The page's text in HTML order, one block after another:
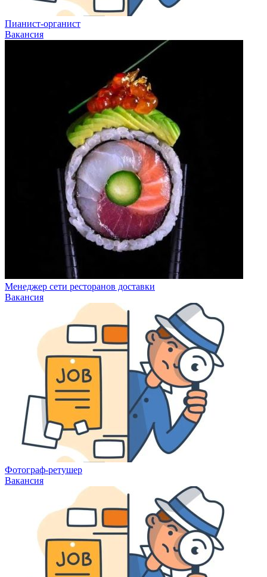
Пианист-органист
Вакансия
Менеджер сети ресторанов доставки
Вакансия
Фотограф-ретушер
Вакансия